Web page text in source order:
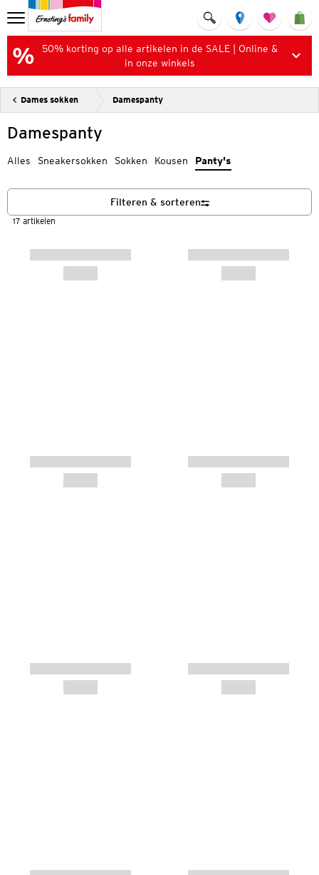
50% korting op alle artikelen in de SALE | Online &
in onze winkels
Dames sokken Damespanty
Damespanty
Alles Sneakersokken Sokken Kousen Panty's
17 artikelen
Filteren & sorteren